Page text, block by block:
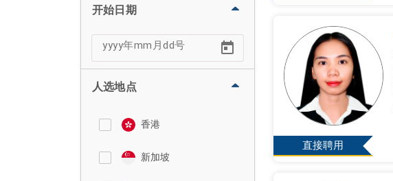
开始日期
人选地点
香港
新加坡
直接聘用